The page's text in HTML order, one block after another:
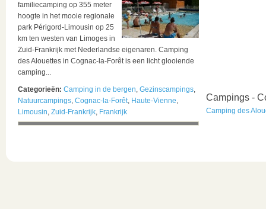
familiecamping op 355 meter
hoogte in het mooie regionale
park Périgord-Limousin op 25
km ten westen van Limoges in
Zuid-Frankrijk met Nederlandse eigenaren. Camping
des Alouettes in Cognac-la-Forêt is een licht glooiende
camping...
Categorieën: Camping in de bergen, Gezinscampings,
Natuurcampings, Cognac-la-Forêt, Haute-Vienne,
Limousin, Zuid-Frankrijk, Frankrijk
Campings -
Camping des